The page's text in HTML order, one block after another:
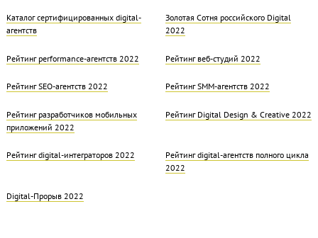
Каталог сертифицированных digital-
агентств
Золотая Cотня российского Digital
2022
Рейтинг performance-агентств 2022 Рейтинг веб-студий 2022
Рейтинг SEO-агентств 2022 Рейтинг SMM-агентств 2022
Рейтинг разработчиков мобильных
приложений 2022
Рейтинг Digital Design & Creative 2022
Рейтинг digital-интеграторов 2022
Рейтинг digital-агентств полного цикла
2022
Digital-Прорыв 2022